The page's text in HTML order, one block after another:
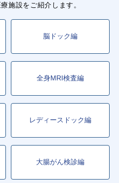
施設をご紹介します。
脳ドック編
全身MRI検査編
レディースドック編
大腸がん検診編